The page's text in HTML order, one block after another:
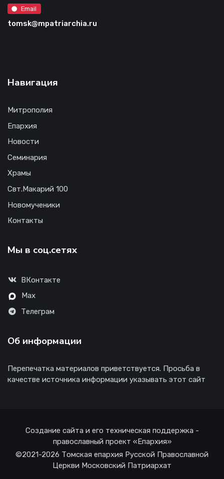
Email
tomsk@mpatriarchia.ru
Навигация
Митрополия
Епархия
Новости
Семинария
Храмы
Свт.Макарий 100
Новомученики
Контакты
Мы в соц.сетях
ВКонтакте
Max
Телеграм
Об информации
Перепечатка материалов приветствуется. Просьба в
качестве источника информации указывать этот сайт
Создание сайта и его техническая поддержка -
православный проект «Епархия»
©2021-2026 Томская епархия Русской Православной
Церкви Московский Патриархат